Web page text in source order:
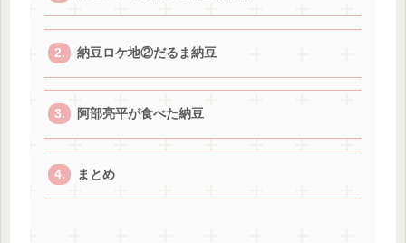
納豆ロケ地②だるま納豆
阿部亮平が食べた納豆
まとめ